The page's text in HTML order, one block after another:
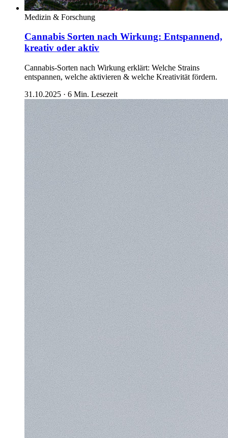
Medizin & Forschung
Cannabis Sorten nach Wirkung: Entspannend,
kreativ oder aktiv
Cannabis-Sorten nach Wirkung erklärt: Welche Strains
entspannen, welche aktivieren & welche Kreativität fördern.
31.10.2025 · 6 Min. Lesezeit